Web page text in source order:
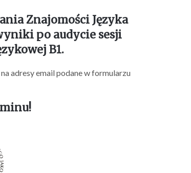
Znajomości Języka
po audycie sesji
B1.
adresy email podane w formularzu